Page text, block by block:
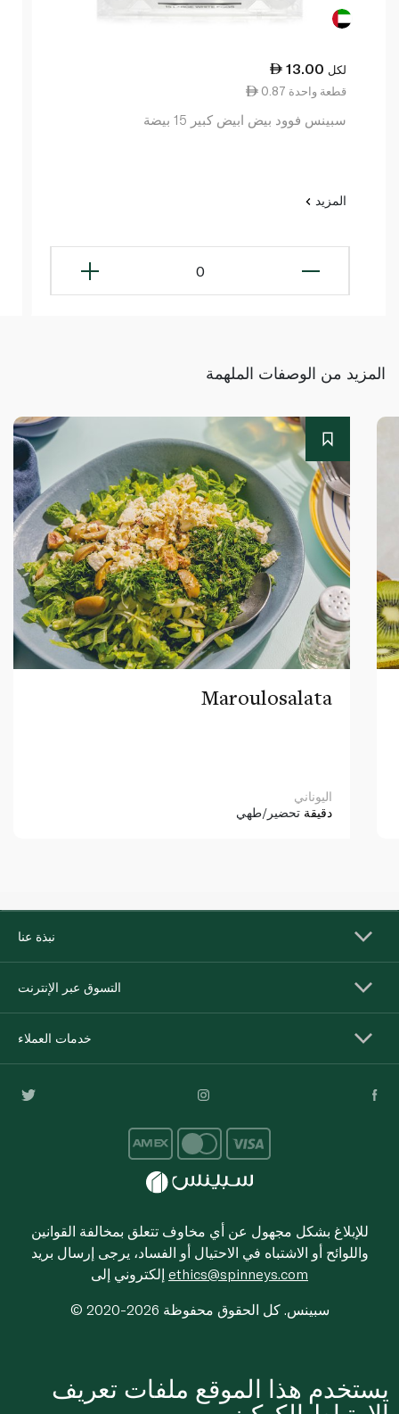
13.00 لكل
0.87 قطعة واحدة
سبينس فوود بيض ابيض كبير 15 بيضة
المزيد
0
المزيد من الوصفات الملهمة
Maroulosalata
اليوناني
دقيقة تحضير/طهي
نبذة عنا
التسوق عبر الإنترنت
خدمات العملاء
للإبلاغ بشكل مجهول عن أي مخاوف تتعلق بمخالفة القوانين
واللوائح أو الاشتباه في الاحتيال أو الفساد، يرجى إرسال بريد
ethics@spinneys.com
© 2020-2026 سبينس. كل الحقوق محفوظة
يستخدم هذا الموقع ملفات تعريف